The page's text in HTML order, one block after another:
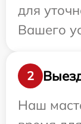
для
Вашего
2
Наш